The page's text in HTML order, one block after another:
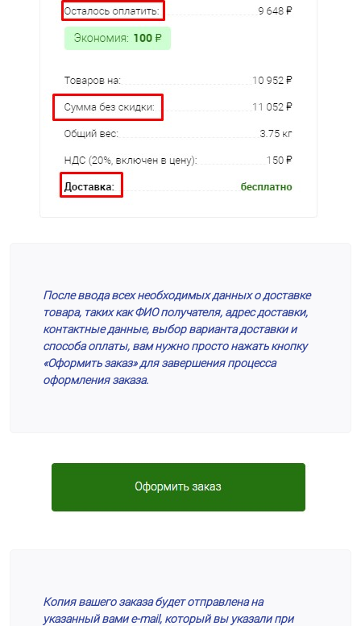
После ввода всех необходимых данных о доставке
товара, таких как ФИО получателя, адрес доставки,
контактные данные, выбор варианта доставки и
способа оплаты, вам нужно просто нажать кнопку
«Оформить заказ» для завершения процесса
оформления заказа.
Копия вашего заказа будет отправлена на
указанный вами e-mail, который вы указали при